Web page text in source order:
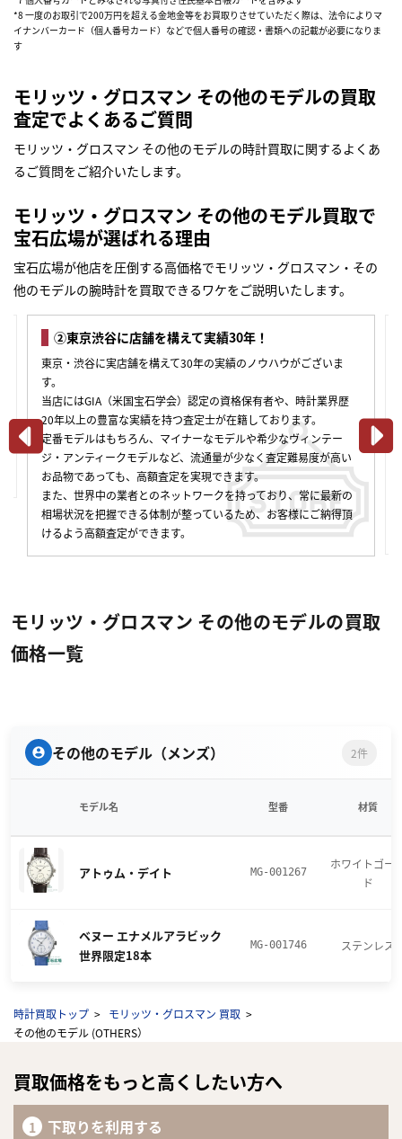
*8 一度のお取引で200万円を超える金地金等をお買取りさせていただく際は、法令によりマ
イナンバーカード（個人番号カード）などで個人番号の確認・書類への記載が必要になりま
す
モリッツ・グロスマン その他のモデルの買取
査定でよくあるご質問
モリッツ・グロスマン その他のモデルの時計買取に関するよくあ
るご質問をご紹介いたします。
モリッツ・グロスマン その他のモデル買取で
宝石広場が選ばれる理由
宝石広場が他店を圧倒する高価格でモリッツ・グロスマン・その
他のモデルの腕時計を買取できるワケをご説明いたします。
③様々な査定方法をご用意！豊富な選択肢の中からお
好きな方法をお選びいただけます。
お客様のニーズにお応えして、様々な買取査定の体制を整えてお
ります。
都内3店舗での対面査定だけでなく、全国各地から査定依頼が可能
です。全て無料の宅配買取キットで査定に出せる「宅配買取サー
ビス」や、すぐ査定金額が知りたいときにスマホで気軽に利用で
きる「LINE」査定など、簡単スムーズに査定依頼・お取引をする
ことができます。査定方法によって金額が変わることはございま
せんので、お客様のライフスタイルに合わせた方法をご利用くだ
さい。
モリッツ・グロスマン その他のモデルの買取
価格一覧
その他のモデル（メンズ） 2件
モデル名 型番 材質
アトゥム・デイト MG-001267
ホワイトゴー
ド
ベヌー エナメルアラビック
世界限定18本
MG-001746 ステンレス
時計買取トップ
モリッツ・グロスマン 買取
その他のモデル (OTHERS）
買取価格をもっと高くしたい方へ
下取りを利用する